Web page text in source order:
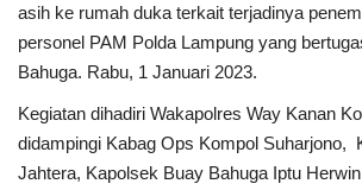
Informasi Journalism
Olahraga
Kesehatan
asih ke rumah duka terkait terjadinya
personel PAM Polda Lampung yang
Bahuga. Rabu, 1 Januari 2023.
Kegiatan dihadiri Wakapolres Way Kanan
didampingi Kabag Ops Kompol Suharjono,
Jahtera, Kapolsek Buay Bahuga Iptu